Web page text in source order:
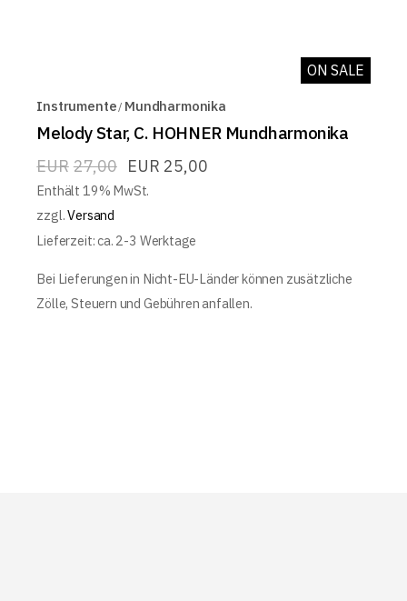
ON SALE
Instrumente Mundharmonika
Melody Star, C. HOHNER Mundharmonika
EUR 27,00 EUR 25,00
Enthält 19% MwSt.
zzgl.Versand
Lieferzeit: ca. 2-3 Werktage
Bei Lieferungen in Nicht-EU-Länder können zusätzliche
Zölle, Steuern und Gebühren anfallen.